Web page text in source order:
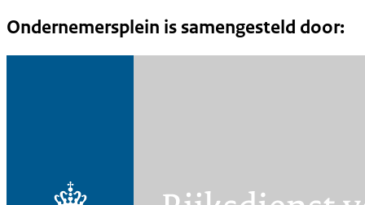
Ondernemersplein is samengesteld door: